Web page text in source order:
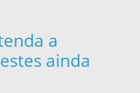
a
ainda